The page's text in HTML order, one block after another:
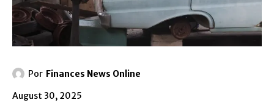
Por Finances News Online
August 30, 2025